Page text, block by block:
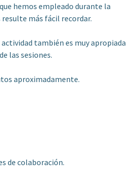
hemos empleado durante la
más fácil recordar.
actividad también es muy apropiada
las sesiones.
aproximadamente.
de colaboración.